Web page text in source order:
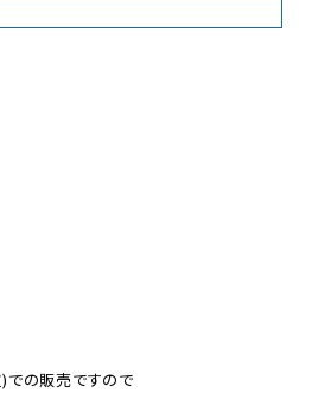
の販売ですので